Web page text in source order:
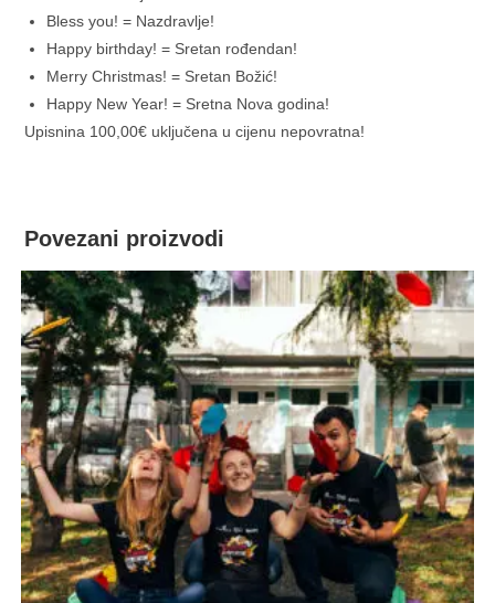
Bless you! = Nazdravlje!
Happy birthday! = Sretan rođendan!
Merry Christmas! = Sretan Božić!
Happy New Year! = Sretna Nova godina!
Upisnina 100,00€ uključena u cijenu nepovratna!
Povezani proizvodi